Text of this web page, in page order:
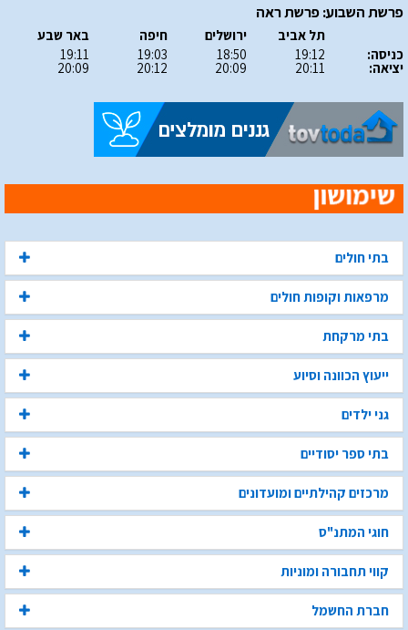
פרשת השבוע: פרשת ראה
כניסה:
יציאה:
תל אביב
19:12
20:11
ירושלים
18:50
20:09
חיפה
19:03
20:12
באר שבע
19:11
20:09
בתי חולים
מרפאות וקופות חולים
בתי מרקחת
ייעוץ הכוונה וסיוע
גני ילדים
בתי ספר יסודיים
מרכזים קהילתיים ומועדונים
חוגי המתנ"ס
קווי תחבורה ומוניות
חברת החשמל